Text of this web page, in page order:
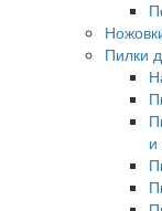
Пилки
и